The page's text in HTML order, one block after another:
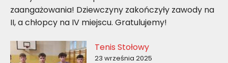
zaangażowania! Dziewczyny zakończyły zawody na
II, a chłopcy na IV miejscu. Gratulujemy!
Tenis Stołowy
23 września 2025